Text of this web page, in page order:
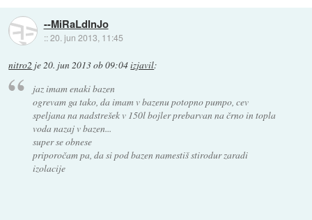
--MiRaLdInJo
::20. jun 2013, 11:45
nitro2 je20. jun 2013 ob 09:04izjavil:
jaz imam enaki bazen
ogrevam ga tako, da imam v bazenu potopno pumpo, cev
speljana na nadstrešek v 150l bojler prebarvan na črno in topla
voda nazaj v bazen...
super se obnese
priporočam pa, da si pod bazen namestiš stirodur zaradi
izolacije